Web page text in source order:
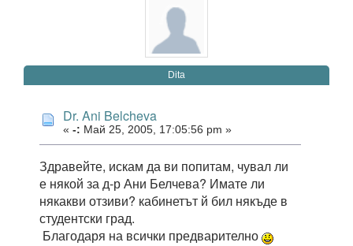
Dita
Dr. Ani Belcheva
« -: Май 25, 2005, 17:05:56 pm »
Здравейте, искам да ви попитам, чувал ли
е някой за д-р Ани Белчева? Имате ли
някакви отзиви? кабинетът й бил някъде в
студентски град.
Благодаря на всички предварително